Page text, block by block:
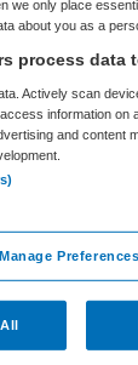
begin
en twee
en
we only place
about you as a
process data
Actively scan
information on
and content
Manage Preferences